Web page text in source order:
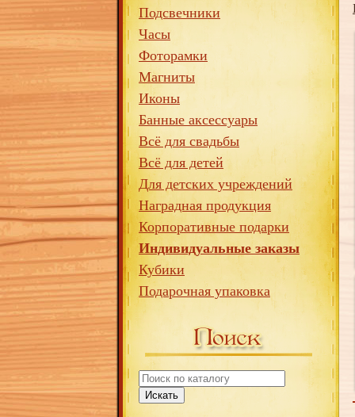
Подсвечники
Часы
Фоторамки
Магниты
Иконы
Банные аксессуары
Всё для свадьбы
Всё для детей
Для детских учреждений
Наградная продукция
Корпоративные подарки
Индивидуальные заказы
Кубики
Подарочная упаковка
Искать